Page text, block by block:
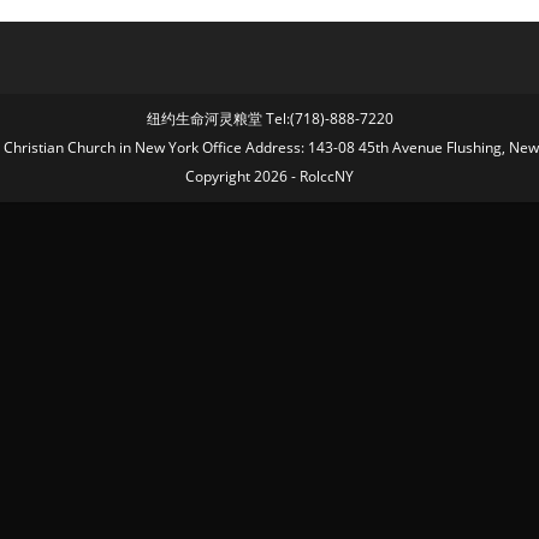
纽约生命河灵粮堂 Tel:(718)-888-7220
Christian Church in New York Office Address: 143-08 45th Avenue Flushing,
Copyright 2026 - RolccNY